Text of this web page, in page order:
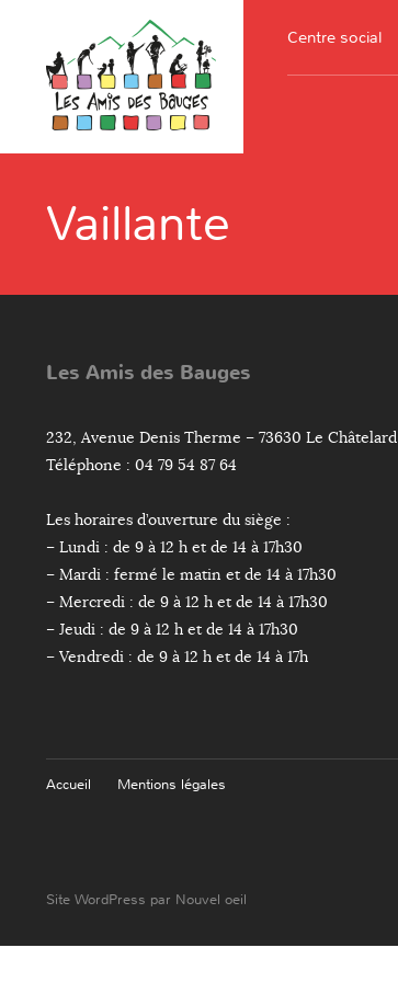
Centre social
Vaillante
Les Amis des Bauges
232, Avenue Denis Therme – 73630 Le Châtelard
Téléphone : 04 79 54 87 64
Les horaires d’ouverture du siège :
– Lundi : de 9 à 12 h et de 14 à 17h30
– Mardi : fermé le matin et de 14 à 17h30
– Mercredi : de 9 à 12 h et de 14 à 17h30
– Jeudi : de 9 à 12 h et de 14 à 17h30
– Vendredi : de 9 à 12 h et de 14 à 17h
Accueil Mentions légales
Site WordPress par Nouvel oeil